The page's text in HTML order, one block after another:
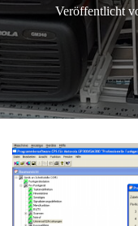
Veröffentlicht